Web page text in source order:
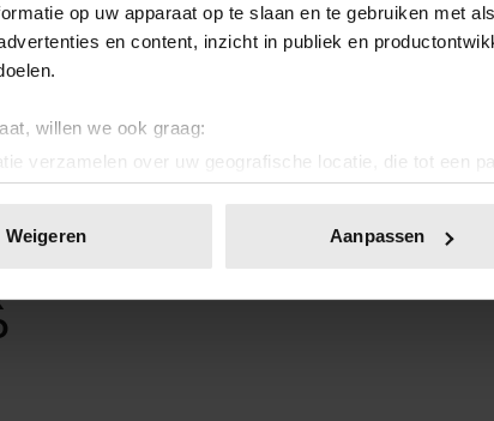
op uw apparaat op te slaan en te gebruiken met
en content, inzicht in publiek en
willen we ook graag:
verzamelen over uw geografische locatie, die tot een
identificeren door het actief te scannen op
elk moment wijzigen of intrekken in de Cookieverklaring.
om content en advertenties te personaliseren, om
te analyseren. Ook delen we informatie over uw gebruik
Weigeren Aanpassen